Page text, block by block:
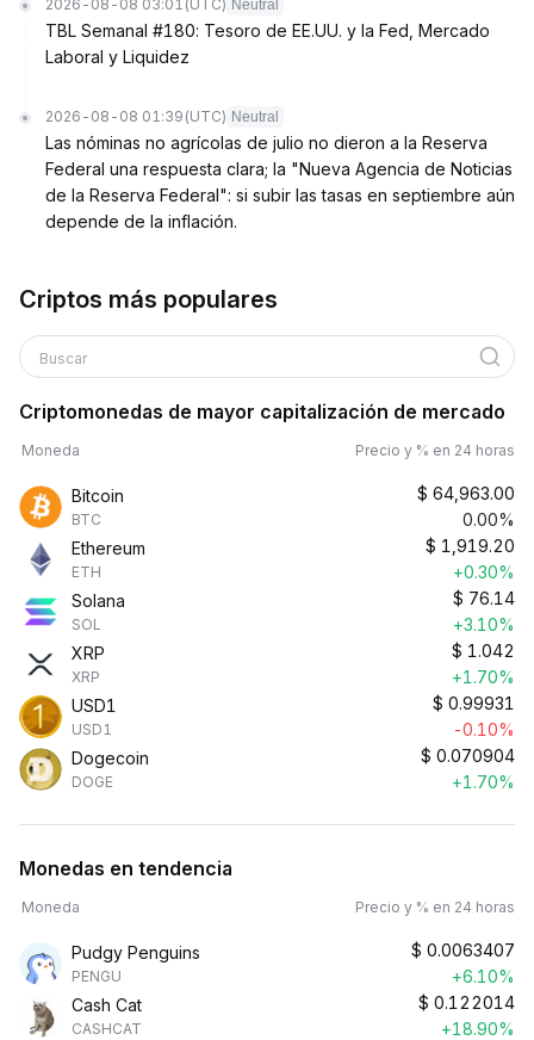
2026-08-08 03:01 (UTC) Neutral
TBL Semanal #180: Tesoro de EE.UU. y la Fed, Mercado
Laboral y Liquidez
2026-08-08 01:39 (UTC) Neutral
Las nóminas no agrícolas de julio no dieron a la Reserva
Federal una respuesta clara; la "Nueva Agencia de Noticias
de la Reserva Federal": si subir las tasas en septiembre aún
depende de la inflación.
Criptos más populares
Buscar
Criptomonedas de mayor capitalización de mercado
Moneda Precio y % en 24 horas
Bitcoin
BTC
$ 64,963.00
0.00%
Ethereum
ETH
$ 1,919.20
+0.30%
Solana
SOL
$ 76.14
+3.10%
XRP
XRP
$ 1.042
+1.70%
USD1
USD1
$ 0.99931
-0.10%
Dogecoin
DOGE
$ 0.070904
+1.70%
Monedas en tendencia
Moneda Precio y % en 24 horas
Pudgy Penguins
PENGU
$ 0.0063407
+6.10%
Cash Cat
CASHCAT
$ 0.122014
+18.90%